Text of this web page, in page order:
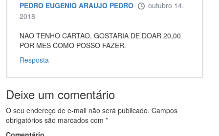
PEDRO EUGENIO ARAUJO PEDRO
outubro 14,
2018
NAO TENHO CARTAO, GOSTARIA DE DOAR 20,00
POR MES COMO POSSO FAZER.
Resposta
Deixe um comentário
O seu endereço de e-mail não será publicado. Campos
obrigatórios são marcados com *